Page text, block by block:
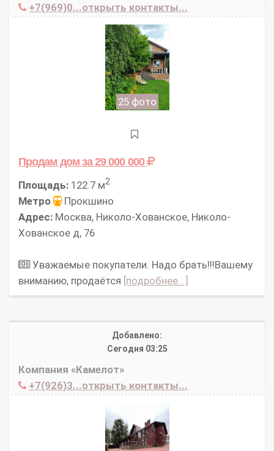
+7(969)0...открыть контакты...
25 фото
Продам домза 29 000 000
Площадь: 122.7 м2
Метро
Прокшино
Адрес: Москва, Николо-Хованское, Николо-
Хованское д, 76
Уважаемые покупатели. Надо брать!!!Вашему
вниманию, продаётся [подробнее...]
Добавлено:
Сегодня 03:25
Компания «Камелот»
+7(926)3...открыть контакты...